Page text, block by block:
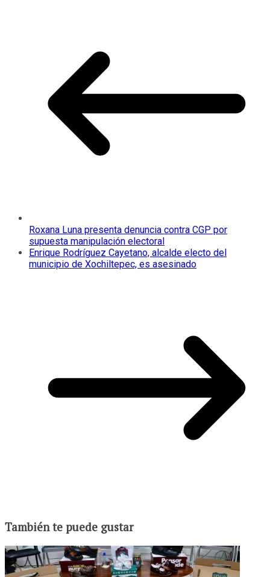
Roxana Luna presenta denuncia contra CGP por
supuesta manipulación electoral
Enrique Rodríguez Cayetano, alcalde electo del
municipio de Xochiltepec, es asesinado
También te puede gustar